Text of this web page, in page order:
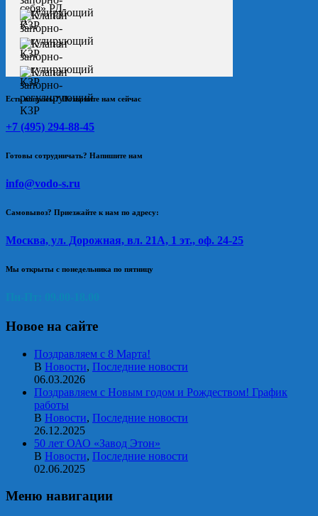
Есть вопросы? Позвоните нам сейчас
+7 (495) 294-88-45
Готовы сотрудничать? Напишите нам
info@vodo-s.ru
Самовывоз? Приезжайте к нам по адресу:
Москва, ул. Дорожная, вл. 21А, 1 эт., оф. 24-25
Мы открыты с понедельника по пятницу
Новое на сайте
Поздравляем с 8 Марта!
В Новости, Последние новости
06.03.2026
Поздравляем с Новым годом и Рождеством! График
работы
В Новости, Последние новости
26.12.2025
50 лет ОАО «Завод Этон»
В Новости, Последние новости
02.06.2025
Меню навигации